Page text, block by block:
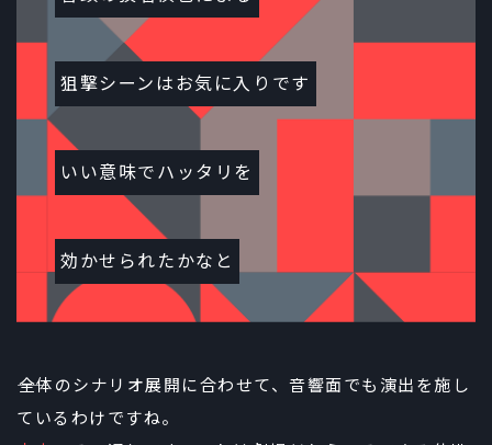
狙撃シーンはお気に入りです
いい意味でハッタリを
効かせられたかなと
――全体のシナリオ展開に合わせて、音響面でも演出を施し
ているわけですね。